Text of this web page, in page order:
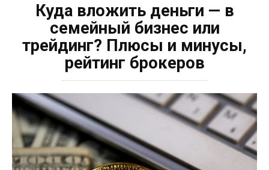
Куда вложить деньги — в
семейный бизнес или
трейдинг? Плюсы и минусы,
рейтинг брокеров